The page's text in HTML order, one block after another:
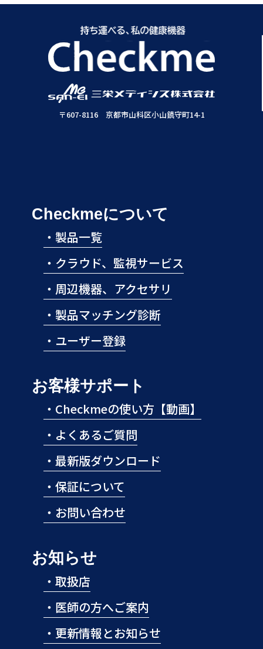
〒607-8116 京都市山科区小山鎮守町14-1
Checkmeについて
・ 製品一覧
・ クラウド、監視サービス
・ 周辺機器、アクセサリ
・ 製品マッチング診断
・ ユーザー登録
お客様サポート
・ Checkmeの使い方【動画】
・ よくあるご質問
・ 最新版ダウンロード
・ 保証について
・ お問い合わせ
お知らせ
・ 取扱店
・ 医師の方へご案内
・ 更新情報とお知らせ